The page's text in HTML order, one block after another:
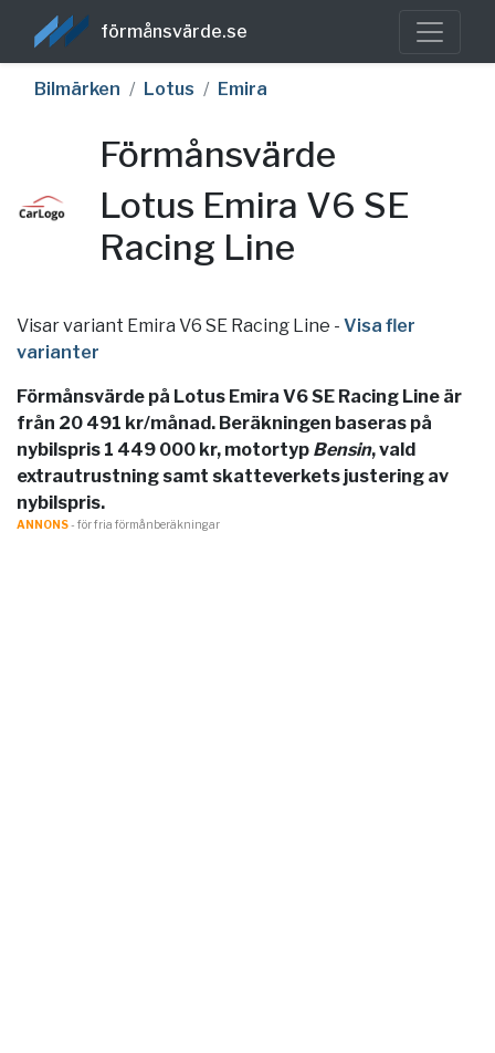
förmånsvärde.se
Bilmärken Lotus Emira
Förmånsvärde
Lotus Emira V6 SE
Racing Line
Visar variant Emira V6 SE Racing Line - Visa fler
varianter
Förmånsvärde på Lotus Emira V6 SE Racing Line är
från 20 491 kr/månad. Beräkningen baseras på
nybilspris 1 449 000 kr, motortyp Bensin, vald
extrautrustning samt skatteverkets justering av
nybilspris.
ANNONS- för fria förmånberäkningar